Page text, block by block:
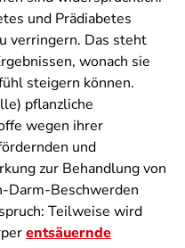
und Prädiabetes
verringern. Das steht
wonach sie
steigern können.
pflanzliche
wegen ihrer
und
zur Behandlung von
Darm-Beschwerden
Teilweise wird
entsäuernde